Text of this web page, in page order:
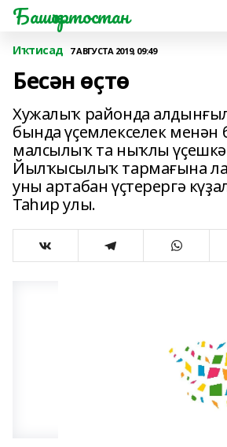
Башҡортостан
Иҡтисад 7 АВГУСТА 2019, 09:49
Бесән өҫтө
Хужалыҡ районда
бында үҫем­лек­селек менән
мал­сылыҡ та ныҡлы
Йылҡысылыҡ тармағына
уны артабан үҫтерергә
Таһир улы.